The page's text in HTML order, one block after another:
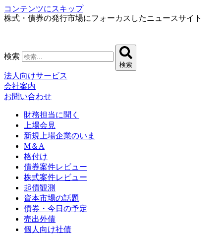
コンテンツにスキップ
株式・債券の発行市場にフォーカスしたニュースサイト
検索
検索
法人向けサービス
会社案内
お問い合わせ
財務担当に聞く
上場会見
新規上場企業のいま
M＆A
格付け
債券案件レビュー
株式案件レビュー
起債観測
資本市場の話題
債券・今日の予定
売出外債
個人向け社債